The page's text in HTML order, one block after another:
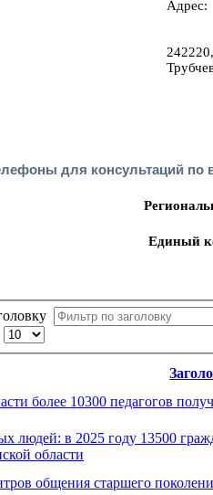
Адрес:
для консультаций по
Единый
более 10300 педагогов
людей: в 2025 году 13500
области
общения старшего